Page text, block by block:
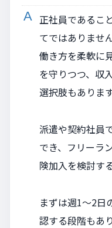
正社員であるこ
てではありません
働き方を柔軟に
を守りつつ、収
選択肢もあります
派遣や契約社員
でき、フリーラ
険加入を検討す
まずは週1～2日
認する段階もあ